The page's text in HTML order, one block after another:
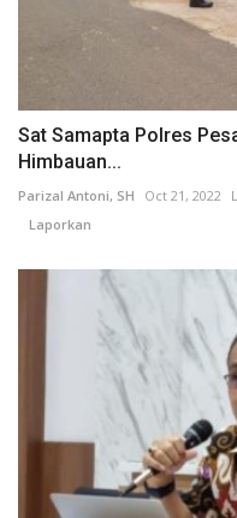
Sat Samapta Polres
Himbauan...
Parizal Antoni, SH Oct 21, 2022
Laporkan